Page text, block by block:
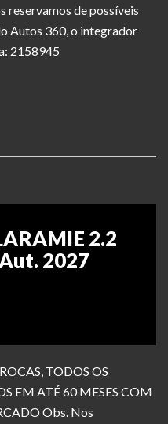
reservamos de possíveis
Autos 360, o integrador
2158945
2.2
2027
TODOS OS
EM ATÉ 60 MESES COM
Obs. Nos